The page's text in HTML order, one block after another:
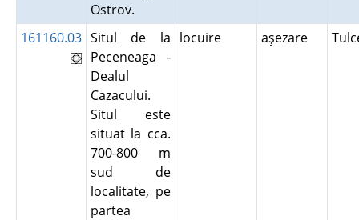
Ostrov.
161160.03 Situl de la
Peceneaga -
Dealul
Cazacului.
Situl este
situat la cca.
700-800 m
sud de
localitate, pe
partea
locuire aşezare